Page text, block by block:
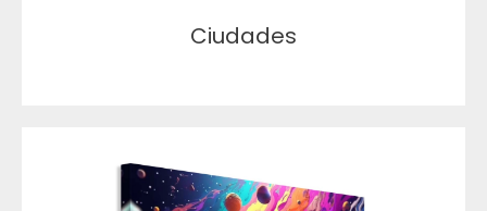
Ciudades